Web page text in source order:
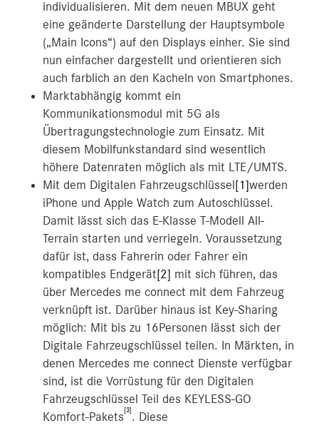
individualisieren. Mit dem neuen MBUX geht
eine geänderte Darstellung der Hauptsymbole
(„Main Icons“) auf den Displays einher. Sie sind
nun einfacher dargestellt und orientieren sich
auch farblich an den Kacheln von Smartphones.
Marktabhängig kommt ein
Kommunikationsmodul mit 5G als
Übertragungstechnologie zum Einsatz. Mit
diesem Mobilfunkstandard sind wesentlich
höhere Datenraten möglich als mit LTE/UMTS.
Mit dem Digitalen Fahrzeugschlüssel [1]werden
iPhone und Apple Watch zum Autoschlüssel.
Damit lässt sich das E-Klasse T-Modell All-
Terrain starten und verriegeln. Voraussetzung
dafür ist, dass Fahrerin oder Fahrer ein
kompatibles Endgerät[2] mit sich führen, das
über Mercedes me connect mit dem Fahrzeug
verknüpft ist. Darüber hinaus ist Key-Sharing
möglich: Mit bis zu 16Personen lässt sich der
Digitale Fahrzeugschlüssel teilen. In Märkten, in
denen Mercedes me connect Dienste verfügbar
sind, ist die Vorrüstung für den Digitalen
Fahrzeugschlüssel Teil des KEYLESS-GO
Komfort-Pakets
[3]
. Diese